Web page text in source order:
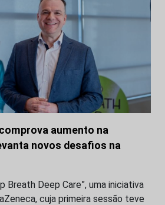
aumento na
novos desafios na
Breath Deep Care”, uma iniciativa
cuja primeira sessão teve